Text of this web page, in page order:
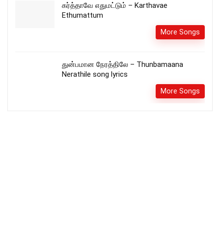
கர்த்தாவே எதுமட்டும் – Karthavae
Ethumattum
More Songs
துன்பமான நேரத்திலே – Thunbamaana
Nerathile song lyrics
More Songs